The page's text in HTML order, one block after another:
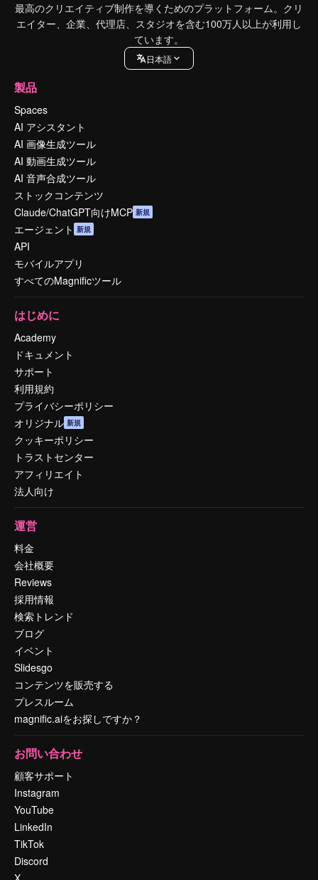
最高のクリエイティブ制作を導くためのプラットフォーム。クリ
エイター、企業、代理店、スタジオを含む100万人以上が利用し
ています。
日本語
製品
Spaces
AI アシスタント
AI 画像生成ツール
AI 動画生成ツール
AI 音声合成ツール
ストックコンテンツ
Claude/ChatGPT向けMCP 新規
エージェント 新規
API
モバイルアプリ
すべてのMagnificツール
はじめに
Academy
ドキュメント
サポート
利用規約
プライバシーポリシー
オリジナル 新規
クッキーポリシー
トラストセンター
アフィリエイト
法人向け
運営
料金
会社概要
Reviews
採用情報
検索トレンド
ブログ
イベント
Slidesgo
コンテンツを販売する
プレスルーム
magnific.aiをお探しですか？
お問い合わせ
顧客サポート
Instagram
YouTube
LinkedIn
TikTok
Discord